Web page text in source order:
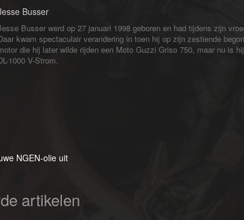
Busser
Busser werd op 27 januari 1998 geboren en had tijdens zijn
kwam spectaculair verandering in toen hij op zijn zestiende
die hij later wilde rijden een Moto Guzzi Griso 750, maar nu is
1000 V-Strom.
NGEN-olie uit
artikelen